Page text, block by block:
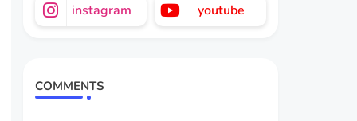
instagram youtube
COMMENTS